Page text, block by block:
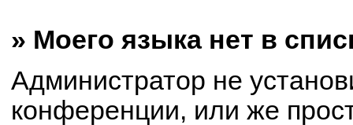
» Моего языка нет в
Администратор не
конференции, или же